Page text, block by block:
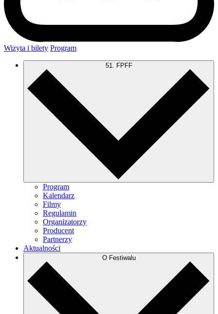
Wizyta i bilety Program
51. FPFF
Program
Kalendarz
Filmy
Regulamin
Organizatorzy
Producent
Partnerzy
Aktualności
O Festiwalu